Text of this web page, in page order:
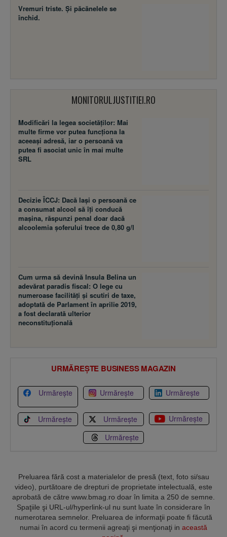
Vremuri triste. Şi păcănelele se
închid.
MONITORULJUSTITIEI.RO
Modificări la legea societăţilor: Mai
multe firme vor putea funcţiona la
aceeaşi adresă, iar o persoană va
putea fi asociat unic în mai multe
SRL
Decizie ÎCCJ: Dacă laşi o persoană ce
a consumat alcool să îţi conducă
maşina, răspunzi penal doar dacă
alcoolemia şoferului trece de 0,80 g/l
Cum urma să devină Insula Belina un
adevărat paradis fiscal: O lege cu
numeroase facilităţi şi scutiri de taxe,
adoptată de Parlament în aprilie 2019,
a fost declarată ulterior
neconstituţională
URMĂREȘTE BUSINESS MAGAZIN
Urmărește Urmărește Urmărește
Urmărește Urmărește
Urmărește
Urmărește
Preluarea fără cost a materialelor de presă (text, foto si/sau
video), purtătoare de drepturi de proprietate intelectuală, este
aprobată de către www.bmag.ro doar în limita a 250 de semne.
Spaţiile şi URL-ul/hyperlink-ul nu sunt luate în considerare în
numerotarea semnelor. Preluarea de informaţii poate fi făcută
numai în acord cu termenii agreaţi şi menţionaţi in această